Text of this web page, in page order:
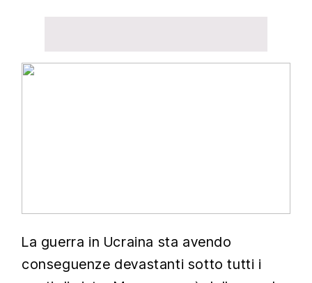
La guerra in Ucraina sta avendo
conseguenze devastanti sotto tutti i